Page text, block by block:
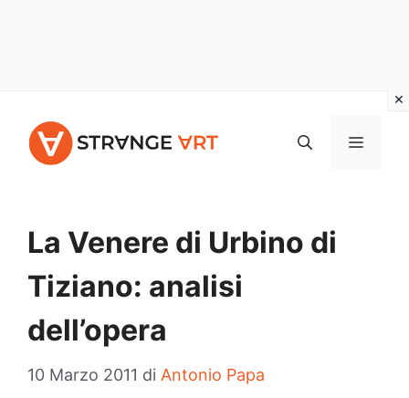
contenuto
MENU
La Venere di Urbino di
Tiziano: analisi
dell’opera
10 Marzo 2011 di Antonio Papa